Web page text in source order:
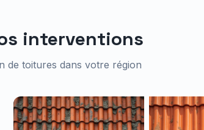
interventions
de toitures dans votre région